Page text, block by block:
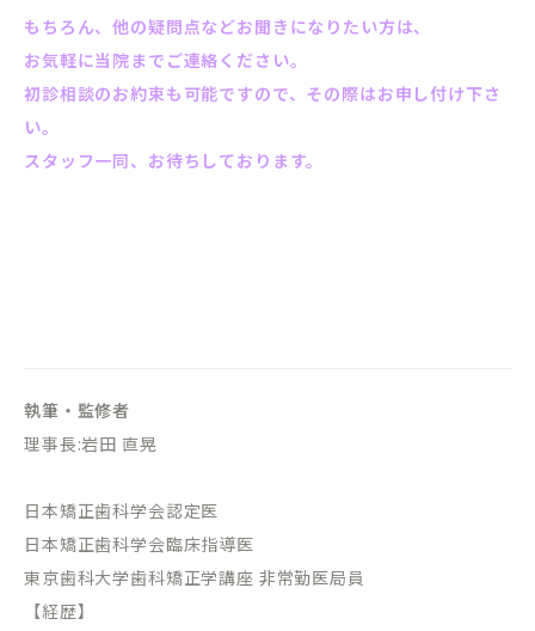
もちろん、他の疑問点などお聞きになりたい方は、
お気軽に当院までご連絡ください。
初診相談のお約束も可能ですので、その際はお申し付け下さ
い。
スタッフ一同、お待ちしております。
執筆・監修者
理事長:岩田 直晃
日本矯正歯科学会認定医
日本矯正歯科学会臨床指導医
東京歯科大学歯科矯正学講座 非常勤医局員
【経歴】